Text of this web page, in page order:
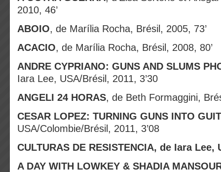
2010, 46’
ABOIO, de Marília Rocha, Brésil, 2005, 73’
ACACIO, de Marília Rocha, Brésil, 2008, 80’
ANDRE CYPRIANO: GUNS AND SLUMS
Iara Lee, USA/Brésil, 2011, 3’30
ANGELI 24 HORAS, de Beth Formaggini,
CESAR LOPEZ: TURNING GUNS INTO
USA/Colombie/Brésil, 2011, 3’08
CULTURAS DE RESISTENCIA, de Iara Lee,
A DAY WITH LOWKEY & SHADIA